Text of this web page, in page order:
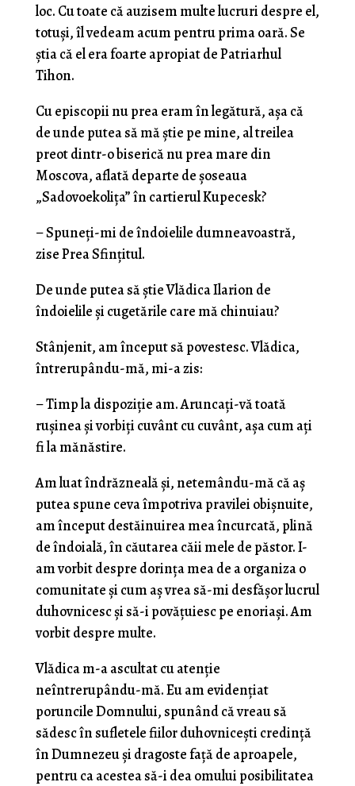
loc. Cu toate că auzisem multe lucruri despre el,
totuşi, îl vedeam acum pentru prima oară. Se
ştia că el era foarte apropiat de Patriar­hul
Tihon.
Cu episcopii nu prea eram în legătură, aşa că
de unde putea să mă ştie pe mine, al treilea
preot dintr-o biserică nu prea mare din
Moscova, aflată departe de şoseaua
„Sadovoekoliţa” în cartierul Kupecesk?
– Spuneţi-mi de îndoielile dumneavoastră,
zise Prea Sfinţitul.
De unde putea să ştie Vlădica Ilarion de
îndoielile şi cugetările care mă chinuiau?
Stânjenit, am început să povestesc. Vlădica,
întrerupându-mă, mi-a zis:
– Timp la dispoziţie am. Aruncaţi-vă toată
ruşinea şi vorbiţi cuvânt cu cuvânt, aşa cum ați
fi la mănăstire.
Am luat îndrăzneală şi, netemându-mă că aş
putea spune ceva împotriva pravilei obişnuite,
am început destăinuirea mea încurcată, plină
de îndoială, în căutarea căii mele de păstor. I-
am vorbit despre do­rinţa mea de a organiza o
comunitate şi cum aş vrea să-mi desfăşor lucrul
duhovnicesc şi să-i povăţuiesc pe enoriaşi. Am
vorbit despre multe.
Vlădica m-a ascultat cu atenţie
neîntrerupându-mă. Eu am evidenţiat
poruncile Domnului, spu­nând că vreau să
sădesc în sufletele fiilor duhovniceşti credinţă
în Dumnezeu şi dragoste faţă de aproapele,
pentru ca acestea să-i dea omului posibilitatea